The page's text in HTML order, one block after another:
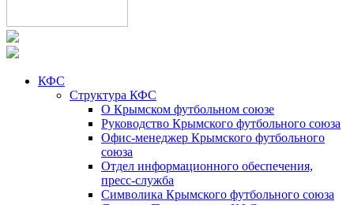
КФС
Структура КФС
О Крымском футбольном союзе
Руководство Крымского футбольного союза
Офис-менеджер Крымского футбольного
союза
Отдел информационного обеспечения,
пресс-служба
Символика Крымского футбольного союза